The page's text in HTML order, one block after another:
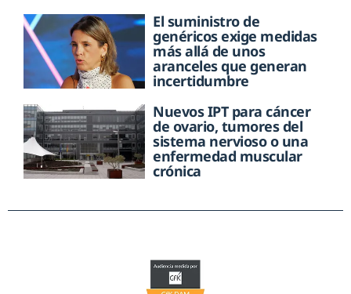
El suministro de
genéricos exige medidas
más allá de unos
aranceles que generan
incertidumbre
Nuevos IPT para cáncer
de ovario, tumores del
sistema nervioso o una
enfermedad muscular
crónica